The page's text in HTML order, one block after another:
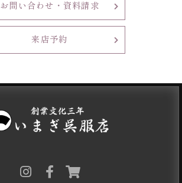
お問い合わせ・資料請求
来店予約